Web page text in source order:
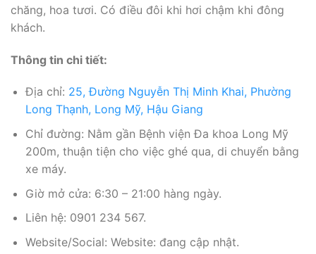
chăng, hoa tươi. Có điều đôi khi hơi chậm khi đông
khách.
Thông tin chi tiết:
Địa chỉ: 25, Đường Nguyễn Thị Minh Khai, Phường
Long Thạnh, Long Mỹ, Hậu Giang
Chỉ đường: Nằm gần Bệnh viện Đa khoa Long Mỹ
200m, thuận tiện cho việc ghé qua, di chuyển bằng
xe máy.
Giờ mở cửa: 6:30 – 21:00 hàng ngày.
Liên hệ: 0901 234 567.
Website/Social: Website: đang cập nhật.